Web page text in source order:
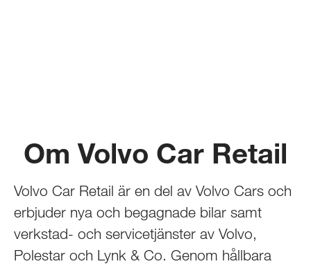
Om Volvo Car Retail
Volvo Car Retail är en del av Volvo Cars och
erbjuder nya och begagnade bilar samt
verkstad- och servicetjänster av Volvo,
Polestar och Lynk & Co. Genom hållbara